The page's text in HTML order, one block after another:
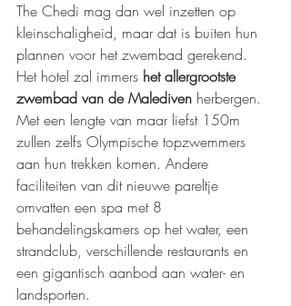
The Chedi mag dan wel inzetten op
kleinschaligheid, maar dat is buiten hun
plannen voor het zwembad gerekend.
Het hotel zal immers het allergrootste
zwembad van de Malediven herbergen.
Met een lengte van maar liefst 150m
zullen zelfs Olympische topzwemmers
aan hun trekken komen. Andere
faciliteiten van dit nieuwe pareltje
omvatten een spa met 8
behandelingskamers op het water, een
strandclub, verschillende restaurants en
een gigantisch aanbod aan water- en
landsporten.